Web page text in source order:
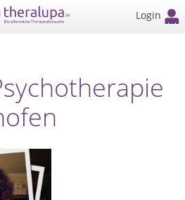
Login